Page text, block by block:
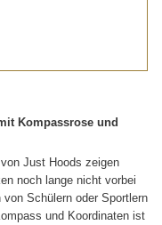
Kompassrose und
Just Hoods zeigen
noch lange nicht vorbei
Schülern oder Sportlern
und Koordinaten ist